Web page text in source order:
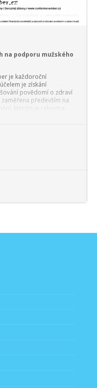
na podporu mužského
je každoroční
je získání
povědomí o zdraví
především na
kterým je rakovina
účinné léčby.
…